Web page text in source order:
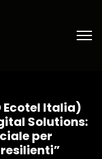
Ecotel Italia)
Solutions:
per